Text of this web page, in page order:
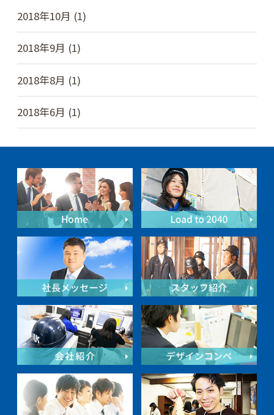
2018年10月 (1)
2018年9月 (1)
2018年8月 (1)
2018年6月 (1)